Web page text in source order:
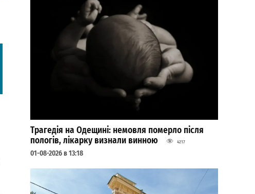
Трагедія на Одещині: немовля померло після
пологів, лікарку визнали винною
4217
01-08-2026 в 13:18